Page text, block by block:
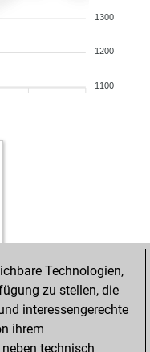
1300
1200
1100
Technologien,
zu stellen, die
interessengerechte
ihrem
technisch